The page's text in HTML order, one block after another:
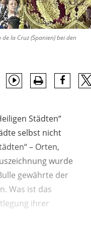
la Cruz (Spanien) bei den
Städten“
selbst nicht
– Orten,
wurde
gewährte der
Was ist das
ihrer